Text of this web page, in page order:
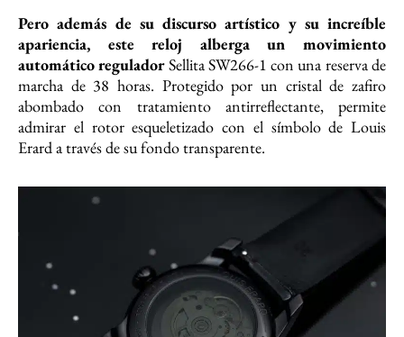
Pero además de su discurso artístico y su increíble
apariencia, este reloj alberga un movimiento
automático reguladorSellita SW266-1 con una reserva de
marcha de 38 horas. Protegido por un cristal de zafiro
abombado con tratamiento antirreflectante, permite
admirar el rotor esqueletizado con el símbolo de Louis
Erard a través de su fondo transparente.